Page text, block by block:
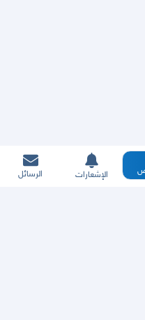
الإشعارات الرسائل